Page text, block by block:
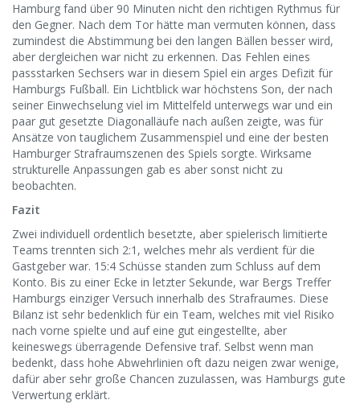
Hamburg fand über 90 Minuten nicht den richtigen Rythmus für
den Gegner. Nach dem Tor hätte man vermuten können, dass
zumindest die Abstimmung bei den langen Bällen besser wird,
aber dergleichen war nicht zu erkennen. Das Fehlen eines
passstarken Sechsers war in diesem Spiel ein arges Defizit für
Hamburgs Fußball. Ein Lichtblick war höchstens Son, der nach
seiner Einwechselung viel im Mittelfeld unterwegs war und ein
paar gut gesetzte Diagonalläufe nach außen zeigte, was für
Ansätze von tauglichem Zusammenspiel und eine der besten
Hamburger Strafraumszenen des Spiels sorgte. Wirksame
strukturelle Anpassungen gab es aber sonst nicht zu
beobachten.
Fazit
Zwei individuell ordentlich besetzte, aber spielerisch limitierte
Teams trennten sich 2:1, welches mehr als verdient für die
Gastgeber war. 15:4 Schüsse standen zum Schluss auf dem
Konto. Bis zu einer Ecke in letzter Sekunde, war Bergs Treffer
Hamburgs einziger Versuch innerhalb des Strafraumes. Diese
Bilanz ist sehr bedenklich für ein Team, welches mit viel Risiko
nach vorne spielte und auf eine gut eingestellte, aber
keineswegs überragende Defensive traf. Selbst wenn man
bedenkt, dass hohe Abwehrlinien oft dazu neigen zwar wenige,
dafür aber sehr große Chancen zuzulassen, was Hamburgs gute
Verwertung erklärt.